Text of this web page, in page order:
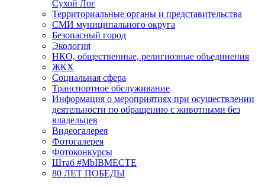
Сухой Лог
Территориальные органы и представительства
СМИ муниципального округа
Безопасный город
Экология
НКО, общественные, религиозные объединения
ЖКХ
Социальная сфера
Транспортное обслуживание
Информация о мероприятиях при осуществлении
деятельности по обращению с животными без
владельцев
Видеогалерея
Фотогалерея
Фотоконкурсы
Штаб #MbIBMECTE
80 ЛЕТ ПОБЕДЫ